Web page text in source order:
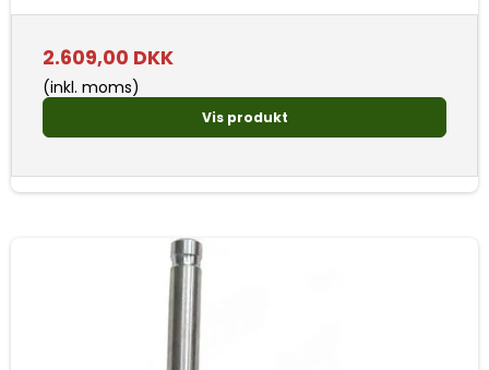
2.609,00 DKK
(inkl. moms)
Vis produkt